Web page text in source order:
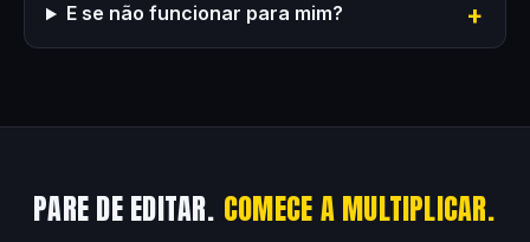
E se não funcionar para mim?
PARE DE EDITAR. COMECE A MULTIPLICAR.